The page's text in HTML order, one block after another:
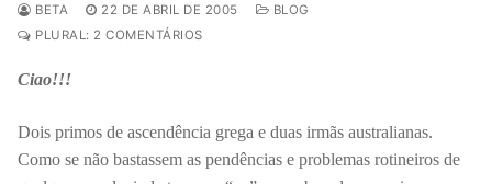
BETA 22 DE ABRIL DE 2005
BLOG
PLURAL: 2 COMENTÁRIOS
Ciao!!!
Dois primos de ascendência grega e duas irmãs australianas.
Como se não bastassem as pendências e problemas rotineiros de